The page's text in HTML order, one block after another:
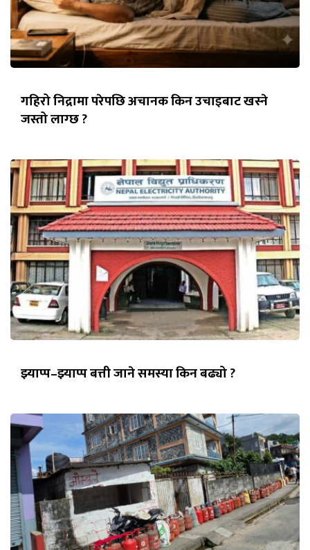
गहिरो निद्रामा परेपछि अचानक किन उचाइबाट खस्ने
जस्तो लाग्छ ?
झ्याप्प–झ्याप्प बत्ती जाने समस्या किन बढ्यो ?